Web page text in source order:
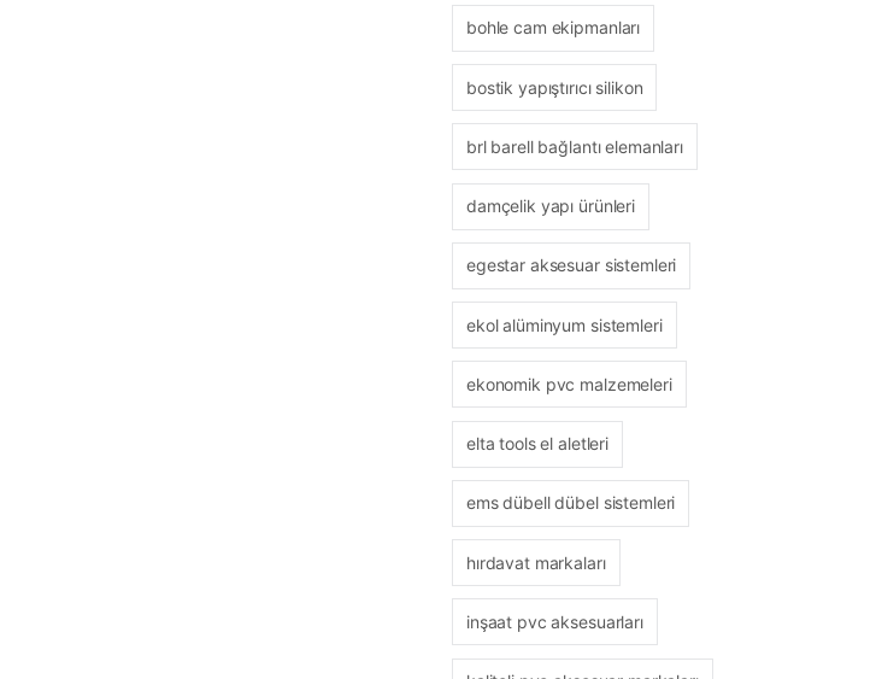
bohle cam ekipmanları
bostik yapıştırıcı silikon
brl barell bağlantı elemanları
damçelik yapı ürünleri
egestar aksesuar sistemleri
ekol alüminyum sistemleri
ekonomik pvc malzemeleri
elta tools el aletleri
ems dübell dübel sistemleri
hırdavat markaları
inşaat pvc aksesuarları